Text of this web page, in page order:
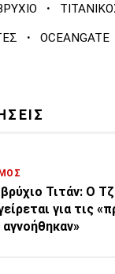
·
· OCEANGATE
Τιτάν: Ο
για τις